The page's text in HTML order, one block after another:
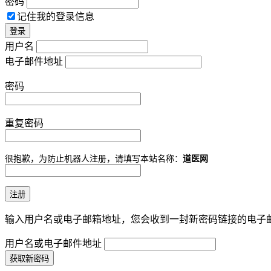
记住我的登录信息
用户名
电子邮件地址
密码
重复密码
很抱歉，为防止机器人注册，请填写本站名称： 道医网
输入用户名或电子邮箱地址，您会收到一封新密码链接的电子
用户名或电子邮件地址